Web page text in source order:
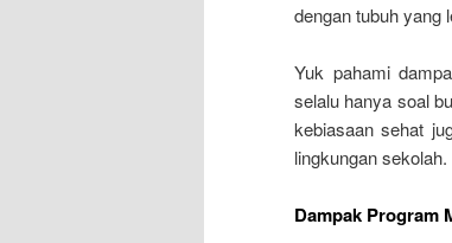
dengan tubuh yang
Yuk pahami
selalu hanya soal
kebiasaan sehat
lingkungan sekolah.
Dampak Program